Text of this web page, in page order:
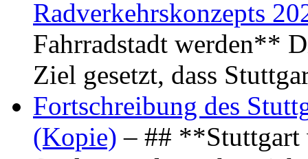
Radverkehrskonzepts
Fahrradstadt werden**
Ziel gesetzt, dass
Fortschreibung des
(Kopie) – ## **Stuttgart